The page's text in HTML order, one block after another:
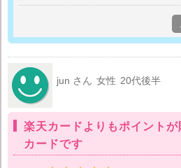
jun さん 女性 20代後半
楽天カードよりもポイント
カードです